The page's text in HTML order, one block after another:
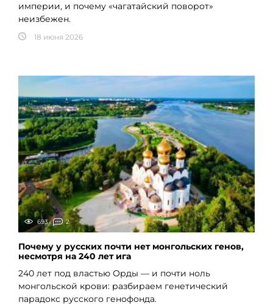
империи, и почему «чагатайский поворот»
неизбежен.
18 июня 2026
693 2
Почему у русских почти нет монгольских генов,
несмотря на 240 лет ига
240 лет под властью Орды — и почти ноль
монгольской крови: разбираем генетический
парадокс русского генофонда.